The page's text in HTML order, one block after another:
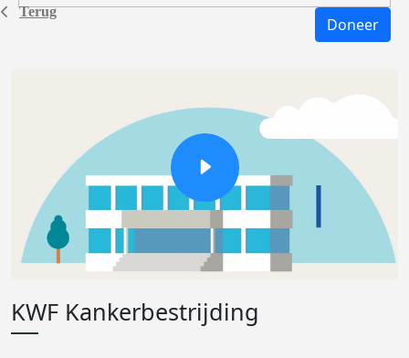
Terug
Doneer
KWF Kankerbestrijding